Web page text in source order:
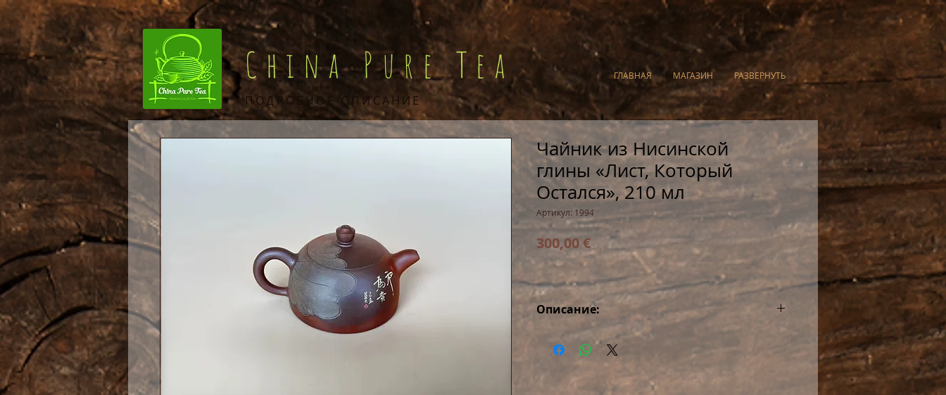
Чайник из Нисинской
глины «Лист, Который
Остался», 210 мл
Артикул: 1994
300,00 €Цена
Описание:
Иногда достаточно одной детали.
Не сложного рисунка.
Не дорогого декора.
Просто одного листа лотоса на тёплой
China Pure Tea
ПОДРОБНОЕ ОПИСАНИЕ
ГЛАВНАЯ МАГАЗИН РАЗВЕРНУТЬ